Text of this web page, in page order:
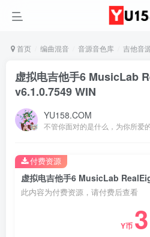
首页 编曲混音 音源音色库 吉他音
虚拟电吉他手6 MusicLab
v6.1.0.7549 WIN
YU158.COM
虚拟电吉他手6 MusicLab
此内容为付费资源，请付费后查看
Y币 3
付费资源